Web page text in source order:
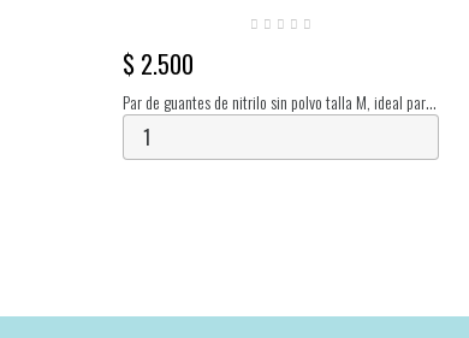
$ 2.500
Par de guantes de nitrilo sin polvo talla M, ideal para
manipular tus cultivos y realizar tus procesos de
manera aséptica.